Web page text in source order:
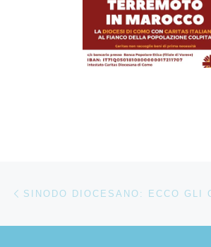
Navigazione articoli
SINODO DIOCESANO: ECCO GLI